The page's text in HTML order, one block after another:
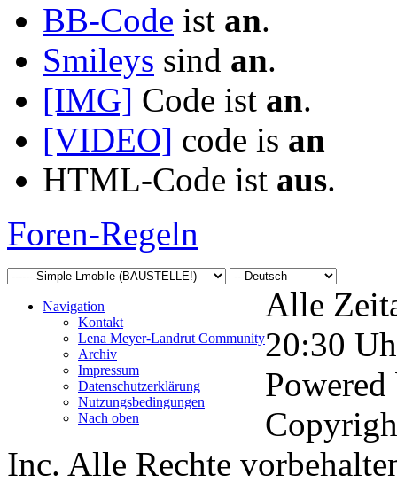
BB-Code ist an.
Smileys sind an.
[IMG] Code ist an.
[VIDEO] code is an
HTML-Code ist aus.
Foren-Regeln
Navigation
Kontakt
Lena Meyer-Landrut Community
Archiv
Impressum
Datenschutzerklärung
Nutzungsbedingungen
Nach oben
Alle
20:30
Inc. Alle Rechte